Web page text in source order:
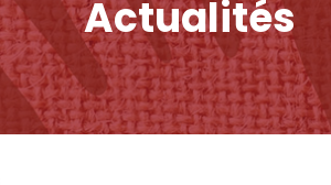
Actualités